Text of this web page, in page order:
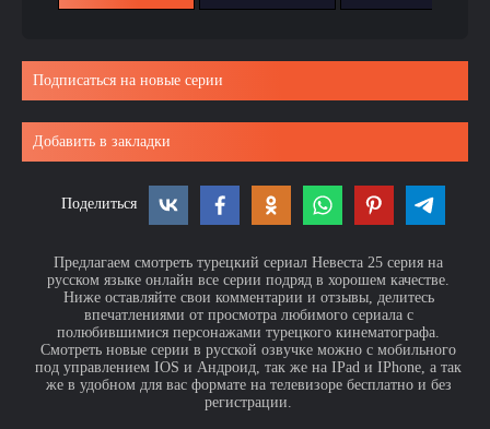
Подписаться на новые серии
Добавить в закладки
Поделиться
Предлагаем смотреть турецкий сериал Невеста 25 серия на
русском языке онлайн все серии подряд в хорошем качестве.
Ниже оставляйте свои комментарии и отзывы, делитесь
впечатлениями от просмотра любимого сериала с
полюбившимися персонажами турецкого кинематографа.
Смотреть новые серии в русской озвучке можно с мобильного
под управлением IOS и Андроид, так же на IPad и IPhone, а так
же в удобном для вас формате на телевизоре бесплатно и без
регистрации.